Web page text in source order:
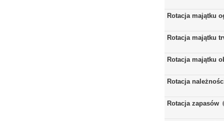
Rotacja majątku
Rotacja majątku
Rotacja majątku
Rotacja
Rotacja zapasów